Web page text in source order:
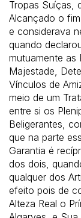
Tropas Suíças,
Alcançado o
e considerava
quando
mutuamente as
Majestade,
Vínculos de
meio de um
entre si os
Beligerantes,
que na parte
Garantia é
dos dois,
qualquer dos
efeito pois de
Alteza Real o